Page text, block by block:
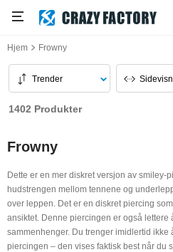
Hjem Frowny
Trender
1402 Produkter
Frowny
Dette er en mer diskret versjon av smiley-
hudstrengen mellom tennene og
over leppen. Det er en diskret piercing
ansiktet. Denne piercingen er også lettere
sammenhenger. Du trenger imidlertid ikke
piercingen – den vises faktisk best når du